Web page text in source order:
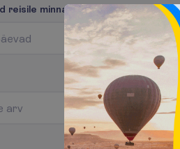
d reisile minna
äevad
arv